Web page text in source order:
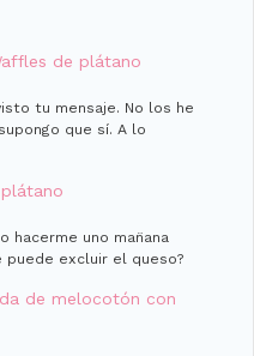
de plátano
tu mensaje. No los he
que sí. A lo
hacerme uno man̈ana
excluir el queso?
de melocotón con